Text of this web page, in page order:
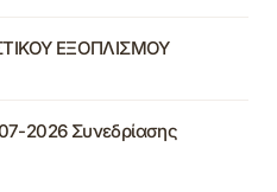
ΕΞΟΠΛΙΣΜΟΥ
2026 Συνεδρίασης